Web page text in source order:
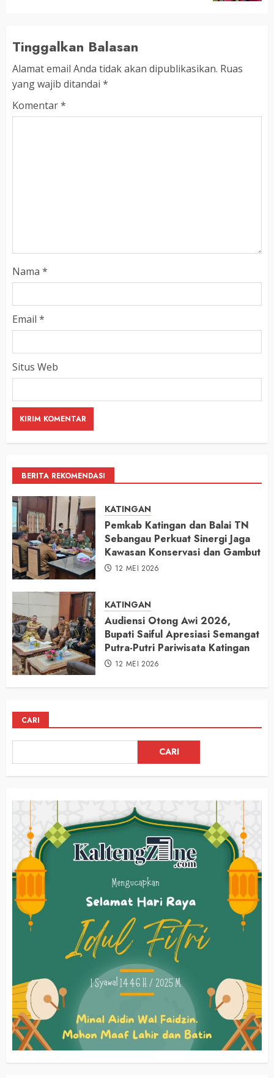
Tinggalkan Balasan
Alamat email Anda tidak akan dipublikasikan. Ruas
yang wajib ditandai *
Komentar*
Nama *
Email *
Situs Web
BERITA REKOMENDASI
KATINGAN
Pemkab Katingan dan Balai TN
Sebangau Perkuat Sinergi Jaga
Kawasan Konservasi dan Gambut
12 MEI 2026
KATINGAN
Audiensi Otong Awi 2026,
Bupati Saiful Apresiasi Semangat
Putra-Putri Pariwisata Katingan
12 MEI 2026
CARI
CARI